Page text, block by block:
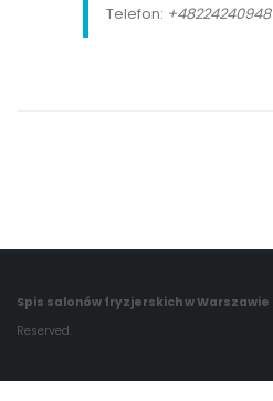
Telefon: +48224240948
Spis salonów fryzjerskich w Warszawie
Reserved.